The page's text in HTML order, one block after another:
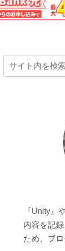
『Unity』
内容を記
ため、ブ